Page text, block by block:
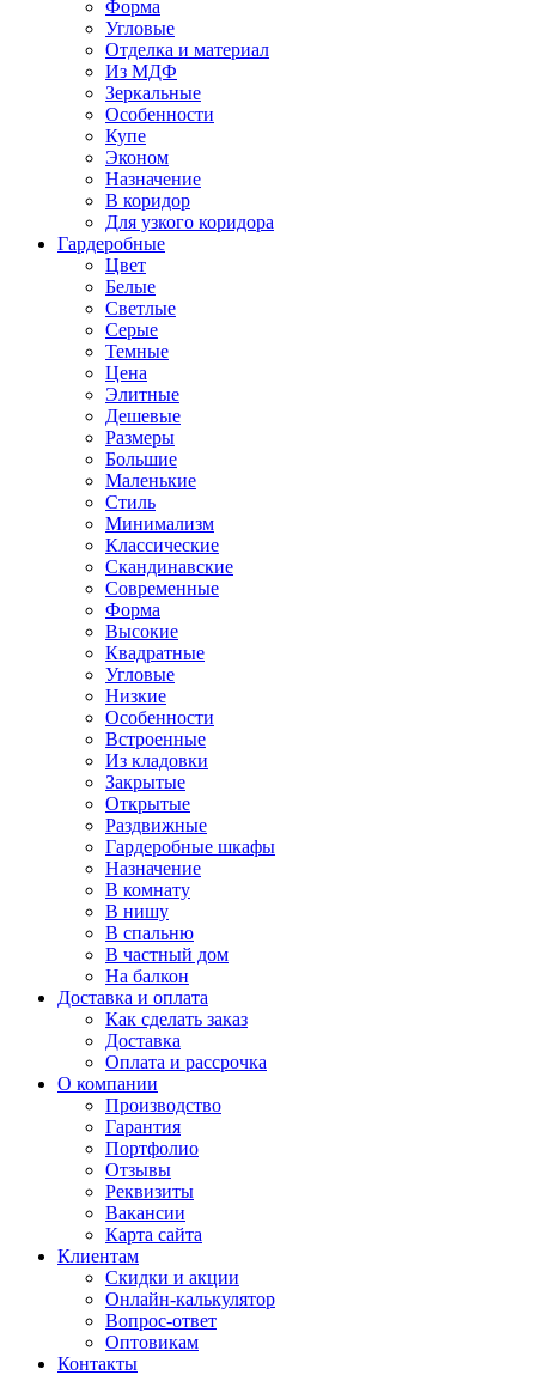
Форма
Угловые
Отделка и материал
Из МДФ
Зеркальные
Особенности
Купе
Эконом
Назначение
В коридор
Для узкого коридора
Гардеробные
Цвет
Белые
Светлые
Серые
Темные
Цена
Элитные
Дешевые
Размеры
Большие
Маленькие
Стиль
Минимализм
Классические
Скандинавские
Современные
Форма
Высокие
Квадратные
Угловые
Низкие
Особенности
Встроенные
Из кладовки
Закрытые
Открытые
Раздвижные
Гардеробные шкафы
Назначение
В комнату
В нишу
В спальню
В частный дом
На балкон
Доставка и оплата
Как сделать заказ
Доставка
Оплата и рассрочка
О компании
Производство
Гарантия
Портфолио
Отзывы
Реквизиты
Вакансии
Карта сайта
Клиентам
Скидки и акции
Онлайн-калькулятор
Вопрос-ответ
Оптовикам
Контакты